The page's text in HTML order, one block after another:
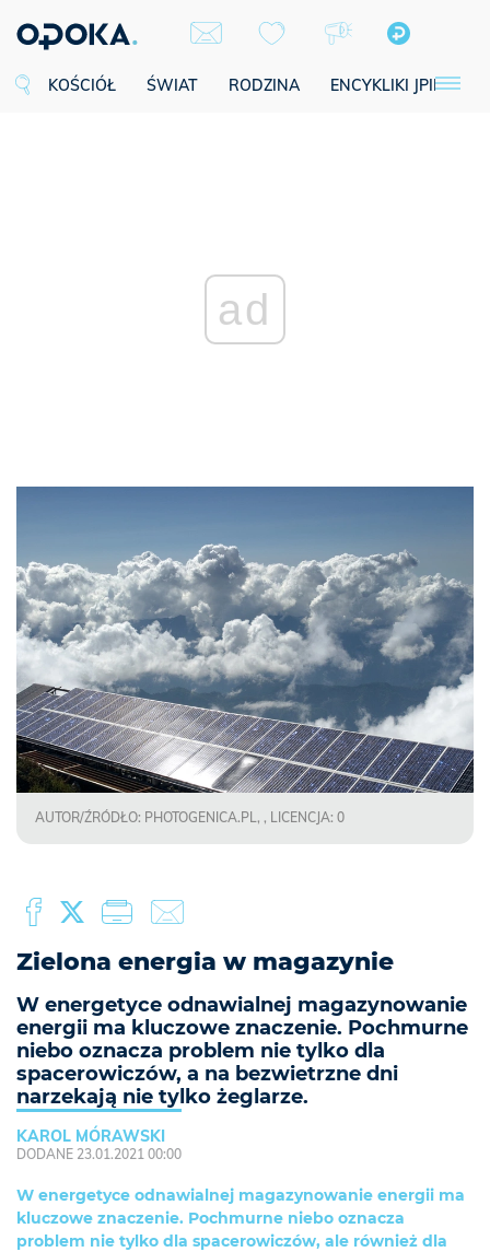
KOŚCIÓŁ ŚWIAT RODZINA ENCYKLIKI JPII
ad
AUTOR/ŹRÓDŁO: PHOTOGENICA.PL, , LICENCJA: 0
Zielona energia w magazynie
W energetyce odnawialnej magazynowanie
energii ma kluczowe znaczenie. Pochmurne
niebo oznacza problem nie tylko dla
spacerowiczów, a na bezwietrzne dni
narzekają nie tylko żeglarze.
KAROL MÓRAWSKI
DODANE 23.01.2021 00:00
W energetyce odnawialnej magazynowanie energii ma
kluczowe znaczenie. Pochmurne niebo oznacza
problem nie tylko dla spacerowiczów, ale również dla